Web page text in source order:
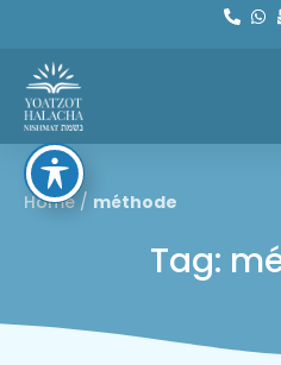
Home/ méthode
Tag: